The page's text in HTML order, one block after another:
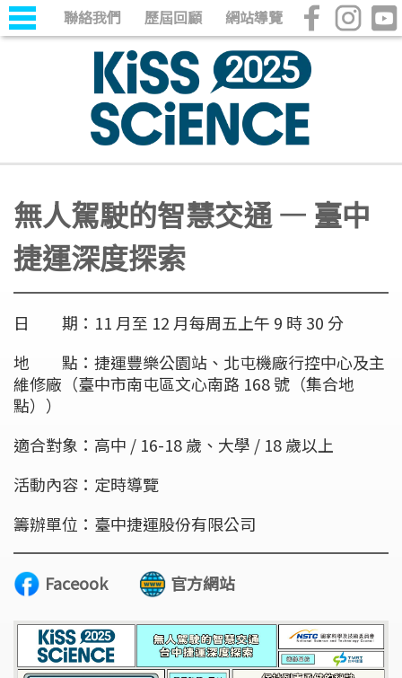
聯絡我們 歷屆回顧 網站導覽
無人駕駛的智慧交通 — 臺中
捷運深度探索
日 期：11 月至 12 月每周五上午 9 時 30 分
地 點：捷運豐樂公園站、北屯機廠行控中心及主
維修廠（臺中市南屯區文心南路 168 號（集合地
點））
適合對象：高中 / 16-18 歲、大學 / 18 歲以上
活動內容：定時導覽
籌辦單位：臺中捷運股份有限公司
Faceook 官方網站